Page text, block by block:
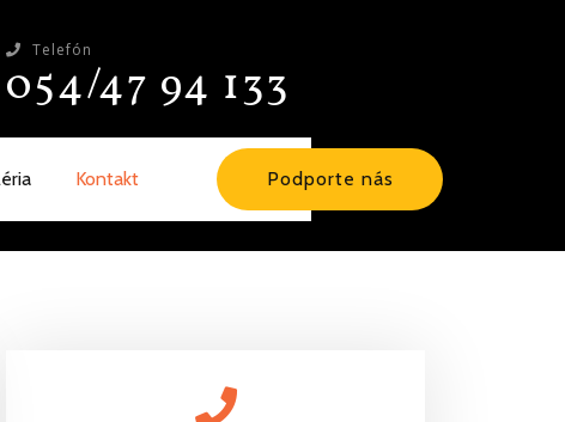
Telefón
054/47 94 133
Kontakt Podporte nás